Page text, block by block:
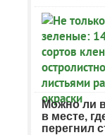
Можно ли
в месте,
перегнил